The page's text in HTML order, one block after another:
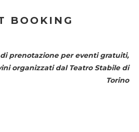
BOOKING
prenotazione per eventi gratuiti,
organizzati dal Teatro Stabile di
Torino